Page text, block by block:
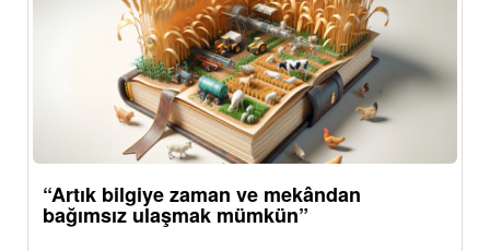
“Artık bilgiye zaman ve mekândan
bağımsız ulaşmak mümkün”